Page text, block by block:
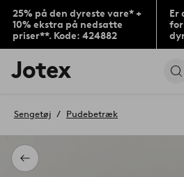
25% på den dyreste vare* +
10% ekstra på nedsatte
priser**. Kode: 424882
Er
for
Jotex
logo
til
Tilbage
Sengetøj Pudebetræk